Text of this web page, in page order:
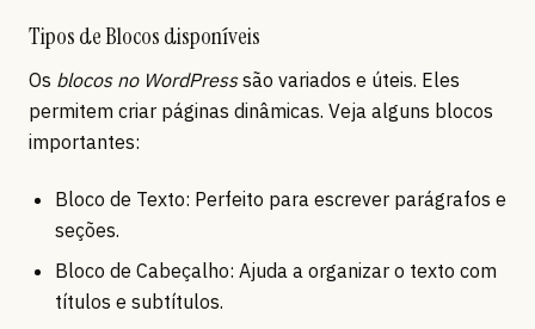
Tipos de Blocos disponíveis
Os blocos no WordPresssão variados e úteis. Eles
permitem criar páginas dinâmicas. Veja alguns blocos
importantes:
Bloco de Texto: Perfeito para escrever parágrafos e
seções.
Bloco de Cabeçalho: Ajuda a organizar o texto com
títulos e subtítulos.